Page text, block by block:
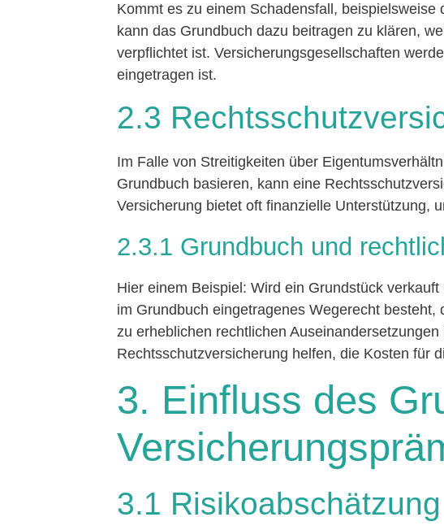
Kommt es zu einem Schadensfall,
kann das Grundbuch dazu beitragen zu klären,
verpflichtet ist. Versicherungsgesellschaften
eingetragen ist.
2.3
Im Falle von Streitigkeiten über
Grundbuch basieren, kann eine
Versicherung bietet oft finanzielle Unterstützung,
2.3.1 Grundbuch und
Hier einem Beispiel: Wird ein Grundstück
im Grundbuch eingetragenes Wegerecht
zu erheblichen rechtlichen
Rechtsschutzversicherung helfen, die Kosten für
3. Einfluss des
3.1